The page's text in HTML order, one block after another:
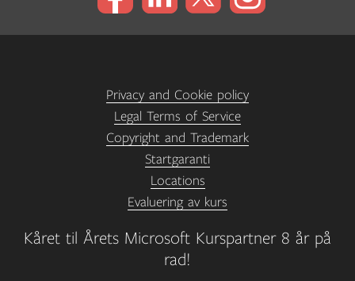
Kåret til Årets Microsoft Kurspartner 8 år på
rad!
Privacy and Cookie policy
Legal Terms of Service
Copyright and Trademark
Startgaranti
Locations
Evaluering av kurs